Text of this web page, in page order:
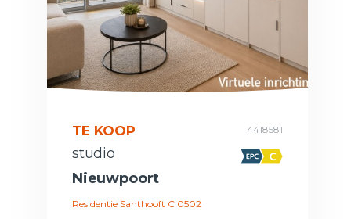
TE KOOP 4418581
studio
Nieuwpoort
Residentie Santhooft C 0502